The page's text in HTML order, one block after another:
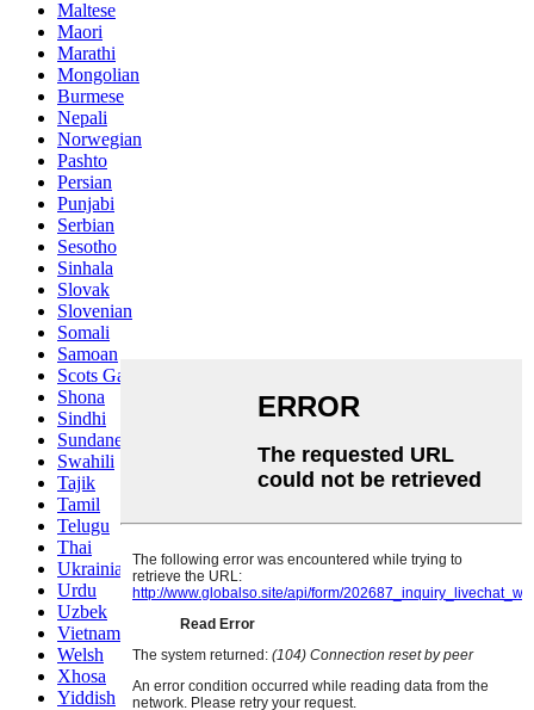
Maltese
Maori
Marathi
Mongolian
Burmese
Nepali
Norwegian
Pashto
Persian
Punjabi
Serbian
Sesotho
Sinhala
Slovak
Slovenian
Somali
Samoan
Scots Gaelic
Shona
Sindhi
Sundanese
Swahili
Tajik
Tamil
Telugu
Thai
Ukrainian
Urdu
Uzbek
Vietnamese
Welsh
Xhosa
Yiddish